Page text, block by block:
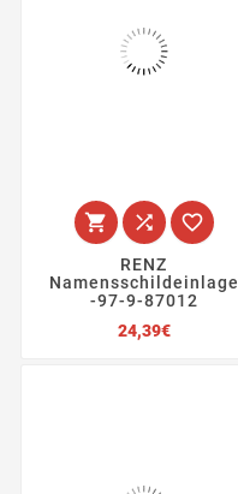
  
RENZ
Namensschildeinlage
-97-9-87012
24,39€Preis